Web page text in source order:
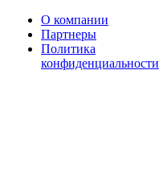
О компании
Партнеры
Политика
конфиденциальности